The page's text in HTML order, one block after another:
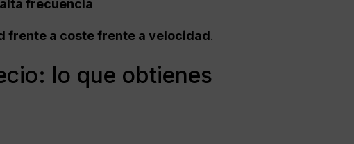
frecuencia
frente a coste frente a velocidad.
lo que obtienes